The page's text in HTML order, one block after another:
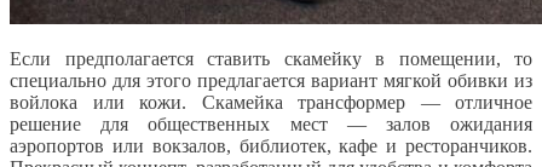
Если предполагается ставить скамейку в помещении, то
специально для этого предлагается вариант мягкой обивки из
войлока или кожи. Скамейка трансформер — отличное
решение для общественных мест — залов ожидания
аэропортов или вокзалов, библиотек, кафе и ресторанчиков.